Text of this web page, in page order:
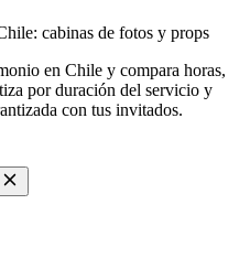
cabinas de fotos y props
en Chile y compara horas,
por duración del servicio y
con tus invitados.